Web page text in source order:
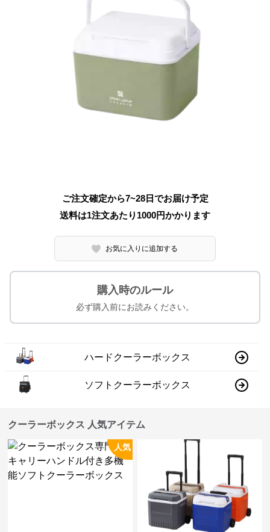
ご注文確定から7~28日でお届け予定
送料は1注文あたり 1000円かかります
お気に入りに追加する
購入時のルール
必ず購入前にお読みください。
ハードクーラーボックス
ソフトクーラーボックス
クーラーボックス 人気アイテム
人気